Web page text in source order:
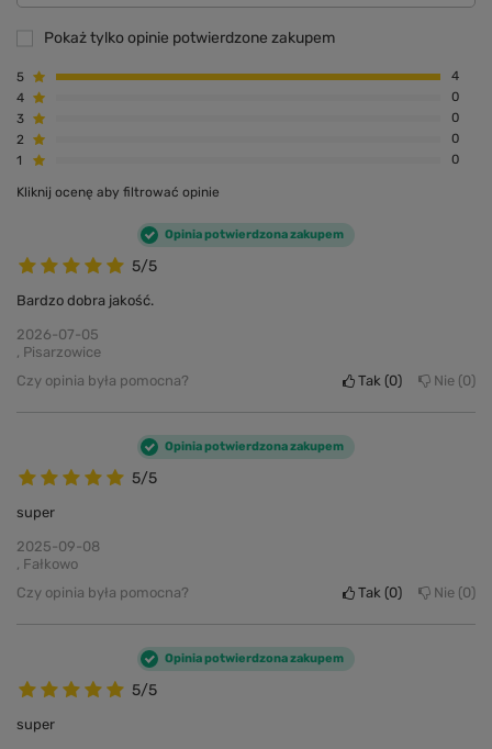
Pokaż tylko opinie potwierdzone zakupem
5
4
4
0
3
0
2
0
1
0
Kliknij ocenę aby filtrować opinie
5/5
Opinia potwierdzona zakupem
Bardzo dobra jakość.
2026-07-05
, Pisarzowice
Czy opinia była pomocna?
Tak 0 Nie 0
5/5
Opinia potwierdzona zakupem
super
2025-09-08
, Fałkowo
Czy opinia była pomocna?
Tak 0 Nie 0
5/5
Opinia potwierdzona zakupem
super